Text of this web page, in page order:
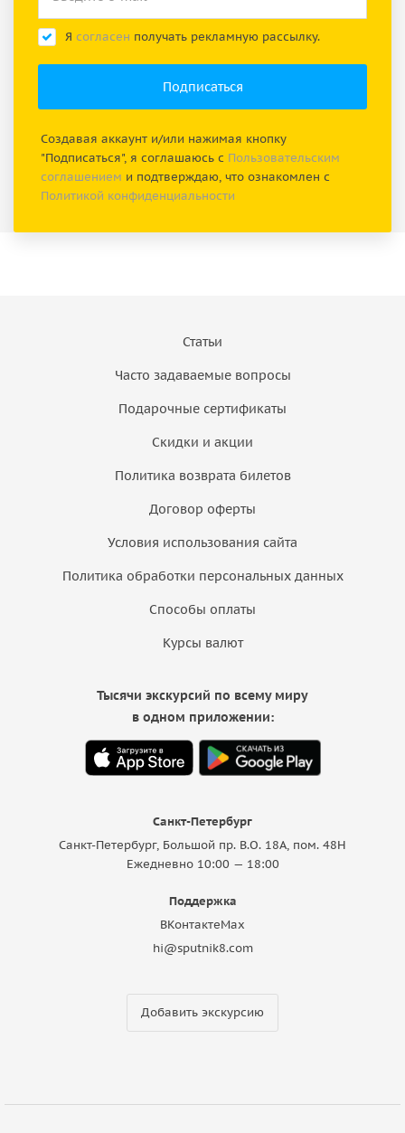
Я согласен получать рекламную рассылку.
Создавая аккаунт и/или нажимая кнопку
"Подписаться", я соглашаюсь с Пользовательским
соглашением и подтверждаю, что ознакомлен с
Политикой конфиденциальности
Статьи
Часто задаваемые вопросы
Подарочные сертификаты
Скидки и акции
Политика возврата билетов
Договор оферты
Условия использования сайта
Политика обработки персональных данных
Способы оплаты
Курсы валют
Санкт-Петербург
Санкт-Петербург, Большой пр. В.О. 18A, пом. 48Н
Ежедневно 10:00 — 18:00
Поддержка
ВКонтактеMax
hi@sputnik8.com
Добавить экскурсию
Тысячи экскурсий по всему миру
в одном приложении: